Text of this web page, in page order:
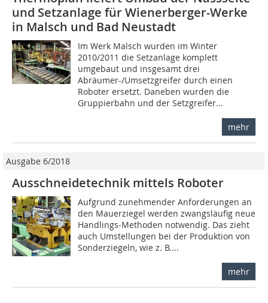
und Setzanlage für Wienerberger-Werke
in Malsch und Bad Neustadt
Im Werk Malsch wurden im Winter
2010/2011 die Setzanlage komplett
umgebaut und insgesamt drei
Abräumer-/Umsetzgreifer durch einen
Roboter ersetzt. Daneben wurden die
Gruppierbahn und der Setzgreifer...
mehr
Ausgabe 6/2018
Ausschneidetechnik mittels Roboter
Aufgrund zunehmender Anforderungen an
den Mauerziegel werden zwangsläufig neue
Handlings-Methoden notwendig. Das zieht
auch Umstellungen bei der Produktion von
Sonderziegeln, wie z. B....
mehr